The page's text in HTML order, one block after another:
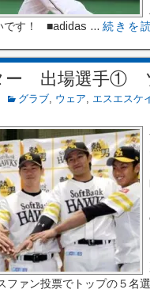
です！ ■adidas ... 続きを
ー 出場選手①
グラブ, ウェア, エスエスケ
ファン投票でトップの５名